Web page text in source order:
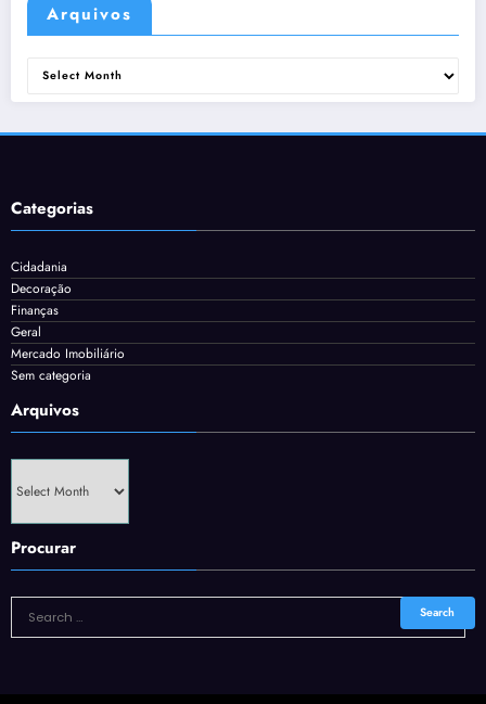
Arquivos
Arquivos
Categorias
Cidadania
Decoração
Finanças
Geral
Mercado Imobiliário
Sem categoria
Arquivos
Procurar